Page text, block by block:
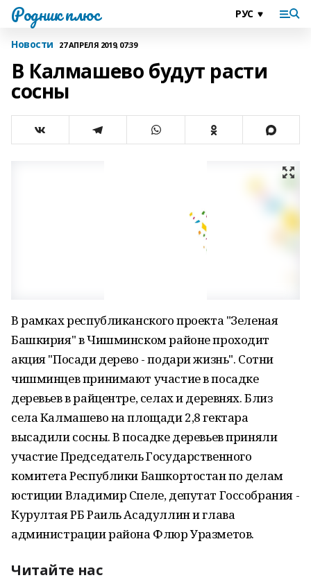
Родник плюс
Новости 27 АПРЕЛЯ 2019, 07:39
В Калмашево будут расти
сосны
В рамках республиканского проекта "Зеленая
Башкирия" в Чишминском районе проходит
акция "Посади дерево - подари жизнь". Сотни
чишминцев принимают участие в посадке
деревьев в райцентре, селах и деревнях. Близ
села Калмашево на площади 2,8 гектара
высадили сосны. В посадке деревьев приняли
участие Председатель Государственного
комитета Республики Башкортостан по делам
юстиции Владимир Спеле, депутат Госсобрания -
Курултая РБ Раиль Асадуллин и глава
администрации района Флюр Уразметов.
Читайте нас